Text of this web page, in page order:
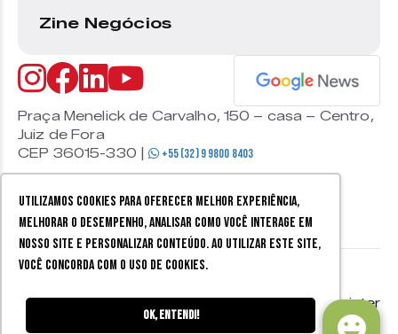
Utilizamos cookies para oferecer melhor experiência,
melhorar o desempenho, analisar como você interage em
nosso site e personalizar conteúdo. Ao utilizar este site,
você concorda com o uso de cookies.
Ok, entendi!
Zine Negócios
Praça Menelick de Carvalho, 150 – casa – Centro,
Juiz de Fora
CEP 36015-330 |
+55 (32) 9 9800 8403
os direitos reservados.
Mobister